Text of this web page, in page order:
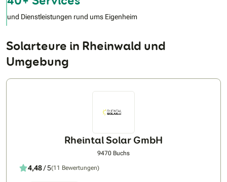
und Dienstleistungen rund ums Eigenheim
Solarteure in Rheinwald und
Umgebung
Rheintal Solar GmbH
9470 Buchs
4,48/ 5(11 Bewertungen)